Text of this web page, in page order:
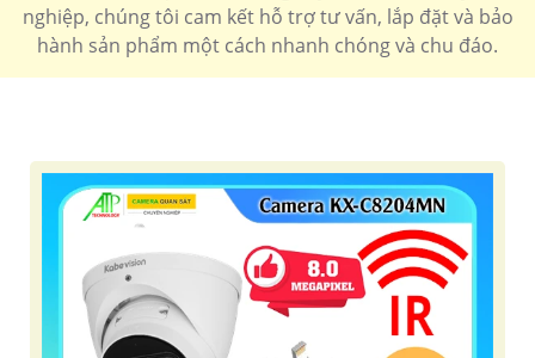
nghiệp, chúng tôi cam kết hỗ trợ tư vấn, lắp đặt và bảo
hành sản phẩm một cách nhanh chóng và chu đáo.